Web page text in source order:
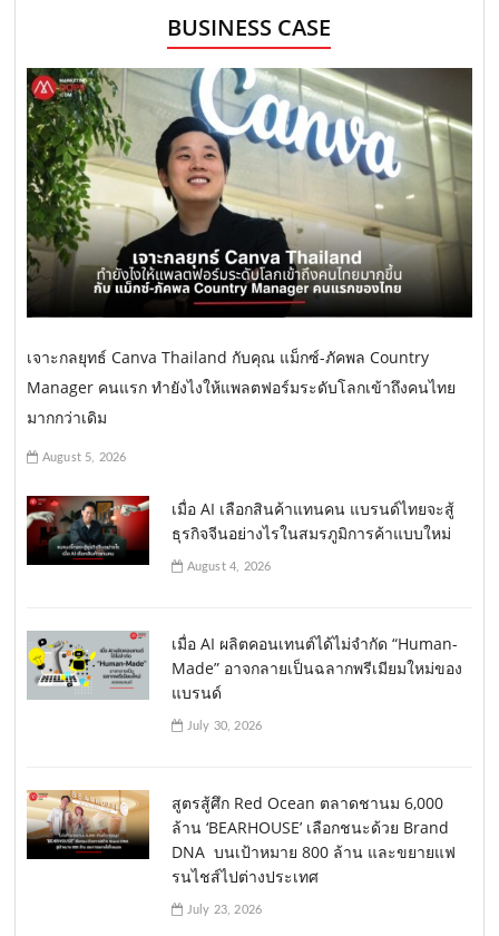
BUSINESS CASE
เจาะกลยุทธ์ Canva Thailand กับคุณ แม็กซ์-ภัคพล Country
Manager คนแรก ทำยังไงให้แพลตฟอร์มระดับโลกเข้าถึงคนไทย
มากกว่าเดิม
August 5, 2026
เมื่อ AI เลือกสินค้าแทนคน แบรนด์ไทยจะสู้
ธุรกิจจีนอย่างไรในสมรภูมิการค้าแบบใหม่
August 4, 2026
เมื่อ AI ผลิตคอนเทนต์ได้ไม่จำกัด “Human-
Made” อาจกลายเป็นฉลากพรีเมียมใหม่ของ
แบรนด์
July 30, 2026
สูตรสู้ศึก Red Ocean ตลาดชานม 6,000
ล้าน ‘BEARHOUSE’ เลือกชนะด้วย Brand
DNA บนเป้าหมาย 800 ล้าน และขยายแฟ
รนไชส์ไปต่างประเทศ
July 23, 2026